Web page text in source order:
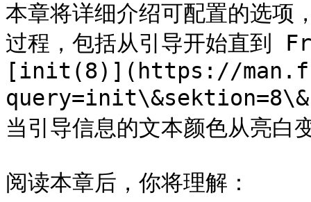
本章将详细介绍可配置的选
过程，包括从引导开始直到
[init(8)](https://
当引导信息的文本颜色从亮白
阅读本章后，你将理解：